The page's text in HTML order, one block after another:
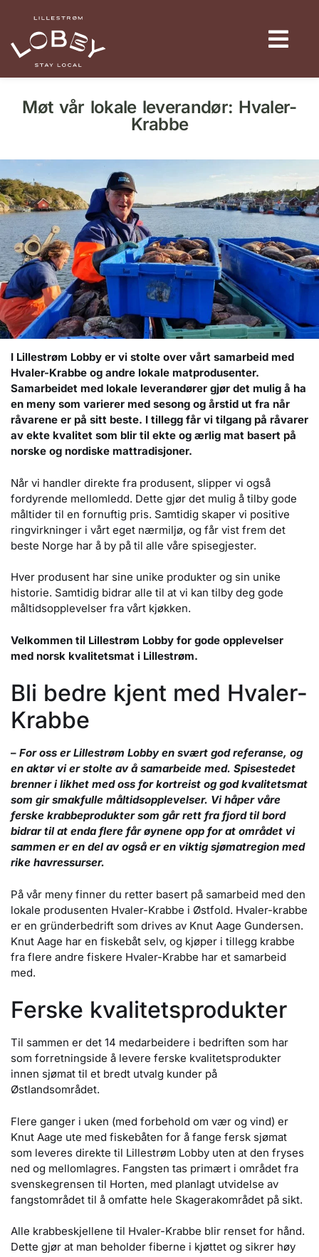
Møt vår lokale leverandør: Hvaler-
Krabbe
I Lillestrøm Lobby er vi stolte over vårt samarbeid med
Hvaler-Krabbe og andre lokale matprodusenter.
Samarbeidet med lokale leverandører gjør det mulig å ha
en meny som varierer med sesong og årstid ut fra når
råvarene er på sitt beste. I tillegg får vi tilgang på råvarer
av ekte kvalitet som blir til ekte og ærlig mat basert på
norske og nordiske mattradisjoner.
Når vi handler direkte fra produsent, slipper vi også
fordyrende mellomledd. Dette gjør det mulig å tilby gode
måltider til en fornuftig pris. Samtidig skaper vi positive
ringvirkninger i vårt eget nærmiljø, og får vist frem det
beste Norge har å by på til alle våre spisegjester.
Hver produsent har sine unike produkter og sin unike
historie. Samtidig bidrar alle til at vi kan tilby deg gode
måltidsopplevelser fra vårt kjøkken.
Velkommen til Lillestrøm Lobby for gode opplevelser
med norsk kvalitetsmat i Lillestrøm.
Bli bedre kjent med Hvaler-
Krabbe
– For oss er Lillestrøm Lobby en svært god referanse, og
en aktør vi er stolte av å samarbeide med. Spisestedet
brenner i likhet med oss for kortreist og god kvalitetsmat
som gir smakfulle måltidsopplevelser. Vi håper våre
ferske krabbeprodukter som går rett fra fjord til bord
bidrar til at enda flere får øynene opp for at området vi
sammen er en del av også er en viktig sjømatregion med
rike havressurser.
På vår meny finner du retter basert på samarbeid med den
lokale produsenten Hvaler-Krabbe i Østfold. Hvaler-krabbe
er en gründerbedrift som drives av Knut Aage Gundersen.
Knut Aage har en fiskebåt selv, og kjøper i tillegg krabbe
fra flere andre fiskere Hvaler-Krabbe har et samarbeid
med.
Ferske kvalitetsprodukter
Til sammen er det 14 medarbeidere i bedriften som har
som forretningside å levere ferske kvalitetsprodukter
innen sjømat til et bredt utvalg kunder på
Østlandsområdet.
Flere ganger i uken (med forbehold om vær og vind) er
Knut Aage ute med fiskebåten for å fange fersk sjømat
som leveres direkte til Lillestrøm Lobby uten at den fryses
ned og mellomlagres. Fangsten tas primært i området fra
svenskegrensen til Horten, med planlagt utvidelse av
fangstområdet til å omfatte hele Skagerakområdet på sikt.
Alle krabbeskjellene til Hvaler-Krabbe blir renset for hånd.
Dette gjør at man beholder fiberne i kjøttet og sikrer høy